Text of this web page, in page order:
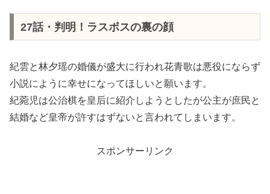
27話・判明！ラスボスの裏の顔
紀雲と林夕瑶の婚儀が盛大に行われ花青歌は悪役にならず
小説にように幸せになってほしいと願います。
紀菀児は公治棋を皇后に紹介しようとしたが公主が庶民と
結婚など皇帝が許すはずないと言われてしまいます。
スポンサーリンク